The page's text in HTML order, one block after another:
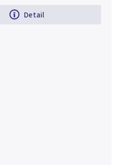
Detail